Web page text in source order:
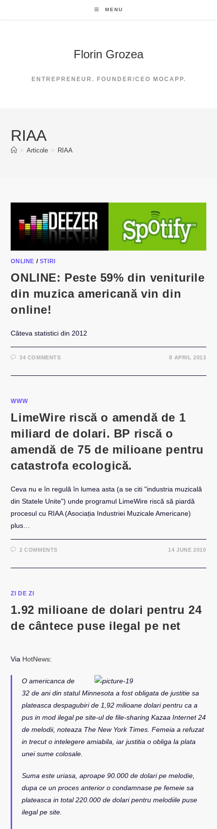
MENU
Florin Grozea
ENTREPRENEUR. FOUNDER/CEO MOCAPP.
RIAA
> Articole > RIAA
ONLINE / STIRI
ONLINE: Peste 59% din veniturile
din muzica americană vin din
online!
Câteva statistici din 2012
34 COMMENTS 8 APRIL 2013
WWW
LimeWire riscă o amendă de 1
miliard de dolari. BP riscă o
amendă de 75 de milioane pentru
catastrofa ecologică.
Ceva nu e în regulă în lumea asta (a se citi "industria muzicală
din Statele Unite") unde programul LimeWire riscă să piardă
procesul cu RIAA (Asociația Industriei Muzicale Americane)
plus…
2 COMMENTS 14 JUNE 2010
ZI DE ZI
1.92 milioane de dolari pentru 24
de cântece puse ilegal pe net
Via HotNews:
O americanca de
32 de ani din statul Minnesota a fost obligata de justitie sa
plateasca despagubiri de 1,92 milioane dolari pentru ca a
pus in mod ilegal pe site-ul de file-sharing Kazaa Internet 24
de melodii, noteaza The New York Times. Femeia a refuzat
in trecut o intelegere amiabila, iar justitia o obliga la plata
unei sume colosale.
Suma este uriasa, aproape 90.000 de dolari pe melodie,
dupa ce un proces anterior o condamnase pe femeie sa
plateasca in total 220.000 de dolari pentru melodiile puse
ilegal pe site.